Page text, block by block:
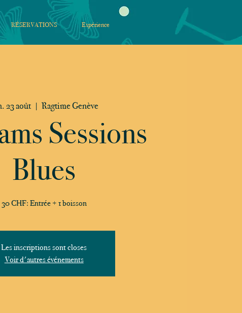
RÉSERVATIONS Expérience
23 août
  |
Ragtime Genève
Sessions
Blues
30 CHF: Entrée + 1 boisson
Les inscriptions sont closes
Voir d'autres événements